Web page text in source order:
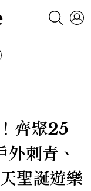
齊聚25
刺青、
聖誕遊樂